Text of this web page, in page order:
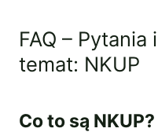
FAQ –
temat: NKUP
Co to są NKUP?